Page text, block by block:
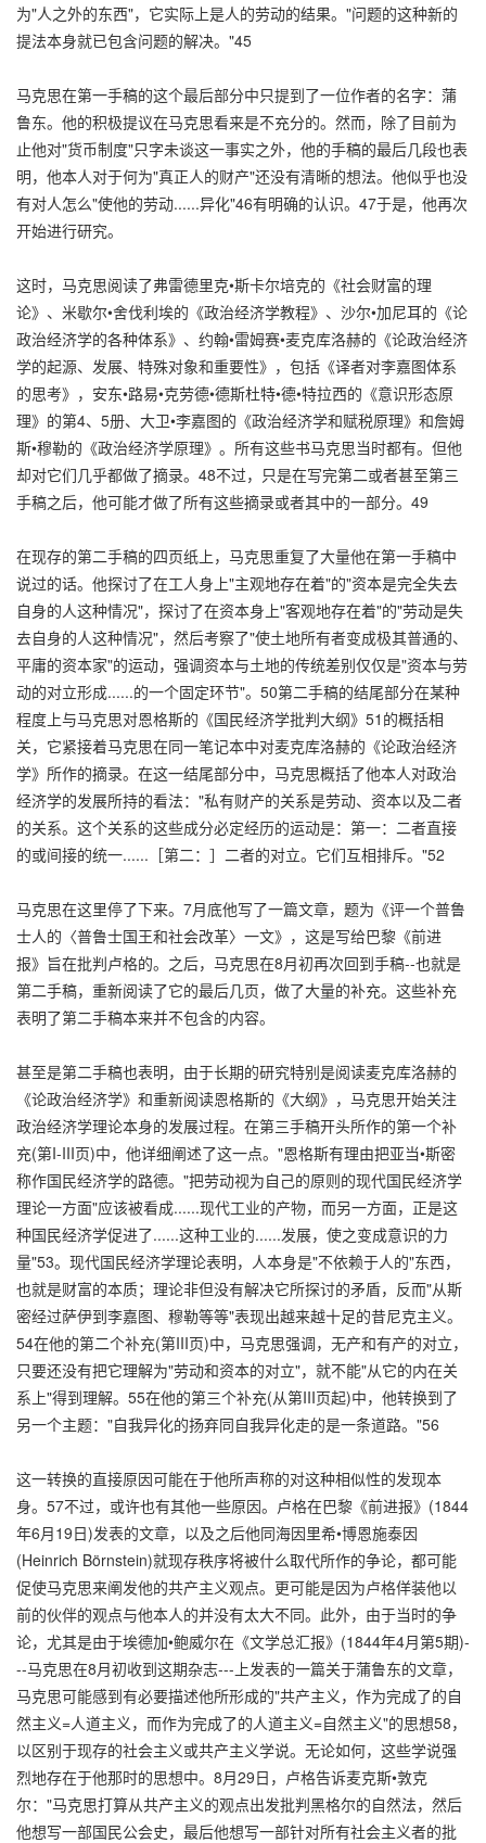
为"人之外的东西"，它实际上是人的劳动的结果。"问题的这种新的
提法本身就已包含问题的解决。"45
马克思在第一手稿的这个最后部分中只提到了一位作者的名字：蒲
鲁东。他的积极提议在马克思看来是不充分的。然而，除了目前为
止他对"货币制度"只字未谈这一事实之外，他的手稿的最后几段也表
明，他本人对于何为"真正人的财产"还没有清晰的想法。他似乎也没
有对人怎么"使他的劳动......异化"46有明确的认识。47于是，他再次
开始进行研究。
这时，马克思阅读了弗雷德里克•斯卡尔培克的《社会财富的理
论》、米歇尔•舍伐利埃的《政治经济学教程》、沙尔•加尼耳的《论
政治经济学的各种体系》、约翰•雷姆赛•麦克库洛赫的《论政治经济
学的起源、发展、特殊对象和重要性》，包括《译者对李嘉图体系
的思考》，安东•路易•克劳德•德斯杜特•德•特拉西的《意识形态原
理》的第4、5册、大卫•李嘉图的《政治经济学和赋税原理》和詹姆
斯•穆勒的《政治经济学原理》。所有这些书马克思当时都有。但他
却对它们几乎都做了摘录。48不过，只是在写完第二或者甚至第三
手稿之后，他可能才做了所有这些摘录或者其中的一部分。49
在现存的第二手稿的四页纸上，马克思重复了大量他在第一手稿中
说过的话。他探讨了在工人身上"主观地存在着"的"资本是完全失去
自身的人这种情况"，探讨了在资本身上"客观地存在着"的"劳动是失
去自身的人这种情况"，然后考察了"使土地所有者变成极其普通的、
平庸的资本家"的运动，强调资本与土地的传统差别仅仅是"资本与劳
动的对立形成......的一个固定环节"。50第二手稿的结尾部分在某种
程度上与马克思对恩格斯的《国民经济学批判大纲》51的概括相
关，它紧接着马克思在同一笔记本中对麦克库洛赫的《论政治经济
学》所作的摘录。在这一结尾部分中，马克思概括了他本人对政治
经济学的发展所持的看法："私有财产的关系是劳动、资本以及二者
的关系。这个关系的这些成分必定经历的运动是：第一：二者直接
的或间接的统一......［第二：］二者的对立。它们互相排斥。"52
马克思在这里停了下来。7月底他写了一篇文章，题为《评一个普鲁
士人的〈普鲁士国王和社会改革〉一文》，这是写给巴黎《前进
报》旨在批判卢格的。之后，马克思在8月初再次回到手稿--也就是
第二手稿，重新阅读了它的最后几页，做了大量的补充。这些补充
表明了第二手稿本来并不包含的内容。
甚至是第二手稿也表明，由于长期的研究特别是阅读麦克库洛赫的
《论政治经济学》和重新阅读恩格斯的《大纲》，马克思开始关注
政治经济学理论本身的发展过程。在第三手稿开头所作的第一个补
充(第I-III页)中，他详细阐述了这一点。"恩格斯有理由把亚当•斯密
称作国民经济学的路德。"把劳动视为自己的原则的现代国民经济学
理论一方面"应该被看成......现代工业的产物，而另一方面，正是这
种国民经济学促进了......这种工业的......发展，使之变成意识的力
量"53。现代国民经济学理论表明，人本身是"不依赖于人的"东西，
也就是财富的本质；理论非但没有解决它所探讨的矛盾，反而"从斯
密经过萨伊到李嘉图、穆勒等等"表现出越来越十足的昔尼克主义。
54在他的第二个补充(第III页)中，马克思强调，无产和有产的对立，
只要还没有把它理解为"劳动和资本的对立"，就不能"从它的内在关
系上"得到理解。55在他的第三个补充(从第III页起)中，他转换到了
另一个主题："自我异化的扬弃同自我异化走的是一条道路。"56
这一转换的直接原因可能在于他所声称的对这种相似性的发现本
身。57不过，或许也有其他一些原因。卢格在巴黎《前进报》(1844
年6月19日)发表的文章，以及之后他同海因里希•博恩施泰因
(Heinrich Börnstein)就现存秩序将被什么取代所作的争论，都可能
促使马克思来阐发他的共产主义观点。更可能是因为卢格佯装他以
前的伙伴的观点与他本人的并没有太大不同。此外，由于当时的争
论，尤其是由于埃德加•鲍威尔在《文学总汇报》(1844年4月第5期)-
--马克思在8月初收到这期杂志---上发表的一篇关于蒲鲁东的文章，
马克思可能感到有必要描述他所形成的"共产主义，作为完成了的自
然主义=人道主义，而作为完成了的人道主义=自然主义"的思想58，
以区别于现存的社会主义或共产主义学说。无论如何，这些学说强
烈地存在于他那时的思想中。8月29日，卢格告诉麦克斯•敦克
尔："马克思打算从共产主义的观点出发批判黑格尔的自然法，然后
他想写一部国民公会史，最后他想写一部针对所有社会主义者的批